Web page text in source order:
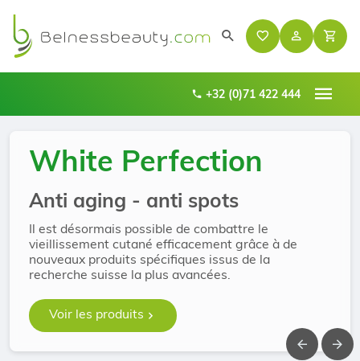
+32 (0)71 422 444
White Perfection
Anti aging - anti spots
Il est désormais possible de combattre le
vieillissement cutané efficacement grâce à de
nouveaux produits spécifiques issus de la
recherche suisse la plus avancées.
Voir les produits
Le plus grand choix d'instruments de pédicure de
haute qualité professionnelle et à des prix sans
concurrence
White Perfection
Anti aging - anti spots
Il est désormais possible de combattre le
vieillissement cutané efficacement grâce à de
nouveaux produits spécifiques issus de la
recherche suisse la plus avancées.
Voir les produits